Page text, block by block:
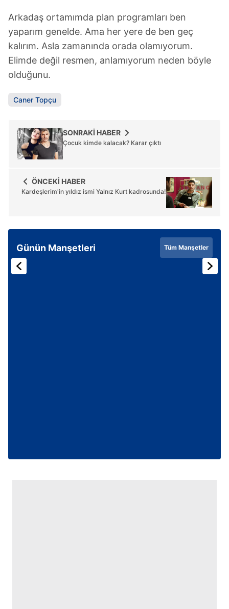
Arkadaş ortamımda plan programları ben
yaparım genelde. Ama her yere de ben geç
kalırım. Asla zamanında orada olamıyorum.
Elimde değil resmen, anlamıyorum neden böyle
olduğunu.
Caner Topçu
SONRAKİ HABER
Çocuk kimde kalacak? Karar çıktı
ÖNCEKİ HABER
Kardeşlerim'in yıldız ismi Yalnız Kurt kadrosunda!
Günün Manşetleri Tüm Manşetler